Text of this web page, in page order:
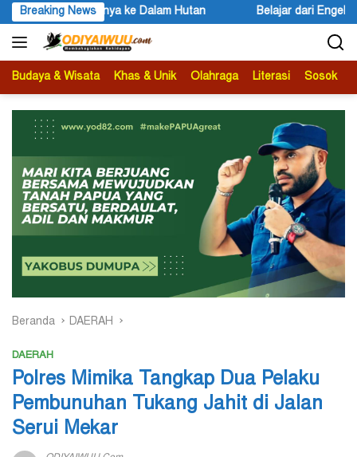
Langsung
ke
konten
Breaking News
Belajar dari Engels untuk Karl Marx Peace Literacy Papua
Budaya & Wisata Khas & Unik Olahraga Literasi Sosok
Beranda DAERAH
DAERAH
Polres Mimika Tangkap Dua Pelaku
Pembunuhan Tukang Jahit di Jalan
Serui Mekar